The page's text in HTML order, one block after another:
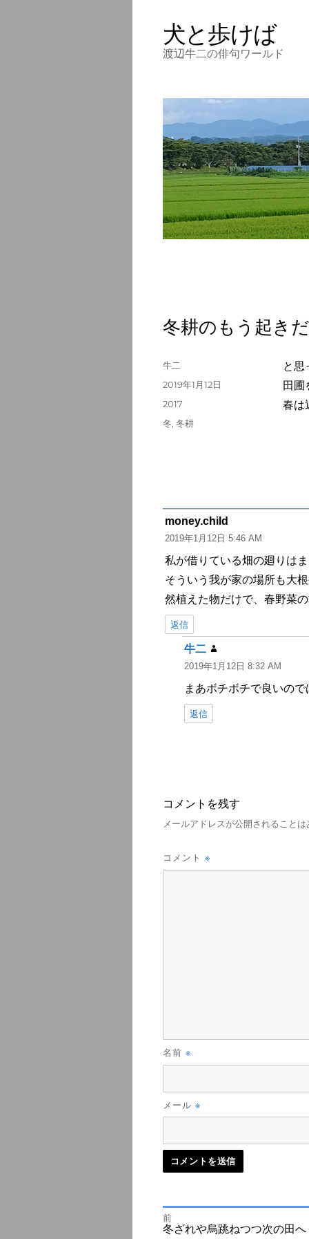
犬と歩けば
渡辺牛二の俳句ワールド
冬耕のもう起き
と思
田圃
春は
投
牛二
投
2019年1月12日
カ
テ
2017
タ
冬, 冬耕
money.child
り:
2019年1月12日 5:46 AM
私が借りている畑の廻りは
そういう我が家の場所も大
然植えた物だけで、春野菜
返信
牛二
り:
2019年1月12日 8:32 AM
まあボチボチで良いので
返信
コメントを残す
メールアドレスが公開されることは
コメント ※
名前 ※
メール ※
投
前
前
冬ざれや烏跳ねつつ次の田へ